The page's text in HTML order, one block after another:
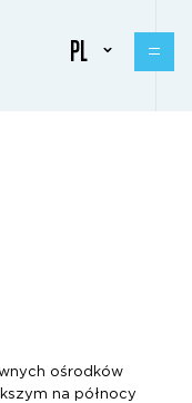
PL
ośrodków
na północy